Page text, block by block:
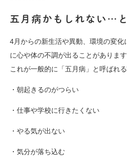
五月病かもしれない…
4月からの新生活や異動、環境の変化
に心や体の不調が出ることがあります
これが一般的に「五月病」と呼ばれる
・朝起きるのがつらい
・仕事や学校に行きたくない
・やる気が出ない
・気分が落ち込む